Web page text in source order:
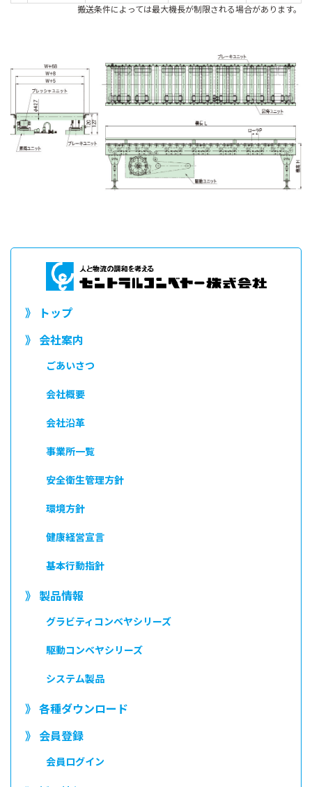
搬送条件によっては最大機長が制限される場合があります。
》 トップ
》 会社案内
ごあいさつ
会社概要
会社沿革
事業所一覧
安全衛生管理方針
環境方針
健康経営宣言
基本行動指針
》 製品情報
グラビティコンベヤシリーズ
駆動コンベヤシリーズ
システム製品
》 各種ダウンロード
》 会員登録
会員ログイン